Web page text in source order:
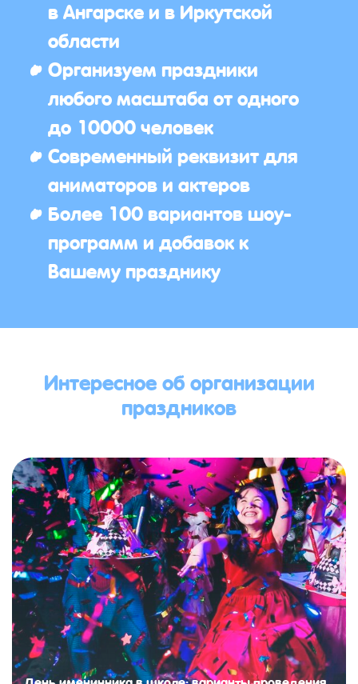
в Ангарске и в Иркутской
области
Организуем праздники
любого масштаба от одного
до 10000 человек
Современный реквизит для
аниматоров и актеров
Более 100 вариантов шоу-
программ и добавок к
Вашему празднику
Интересное об организации
праздников